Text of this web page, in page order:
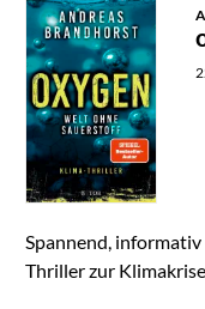
Spannend,
Thriller zur Klimakrise